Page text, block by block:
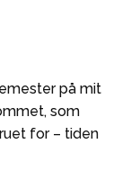
på mit
som
for – tiden